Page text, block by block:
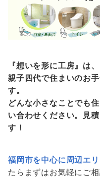
『想いを形に工房』は
親子四代で住まいのお
す。
どんな小さなことでも
い合わせください。見
す！
福岡市を中心に周辺エ
たらまずはお気軽にご